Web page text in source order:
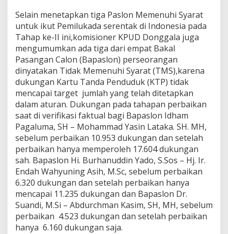
D
a
n
S
M
s
i
T
a
n
d
a
T
y
a
”
Selain menetapkan tiga Paslon Memenuhi Syarat
untuk ikut Pemilukada serentak di Indonesia pada
Tahap ke-II ini,komisioner KPUD Donggala juga
mengumumkan ada tiga dari empat Bakal
Pasangan Calon (Bapaslon) perseorangan
dinyatakan Tidak Memenuhi Syarat (TMS),karena
dukungan Kartu Tanda Penduduk (KTP) tidak
mencapai target jumlah yang telah ditetapkan
dalam aturan. Dukungan pada tahapan perbaikan
saat di verifikasi faktual bagi Bapaslon Idham
Pagaluma, SH – Mohammad Yasin Lataka. SH. MH,
sebelum perbaikan 10.953 dukungan dan setelah
perbaikan hanya memperoleh 17.604 dukungan
sah. Bapaslon Hi. Burhanuddin Yado, S.Sos – Hj. Ir.
Endah Wahyuning Asih, M.Sc, sebelum perbaikan
6.320 dukungan dan setelah perbaikan hanya
mencapai 11.235 dukungan dan Bapaslon Dr.
Suandi, M.Si – Abdurchman Kasim, SH, MH, sebelum
perbaikan 4.523 dukungan dan setelah perbaikan
hanya 6.160 dukungan saja.